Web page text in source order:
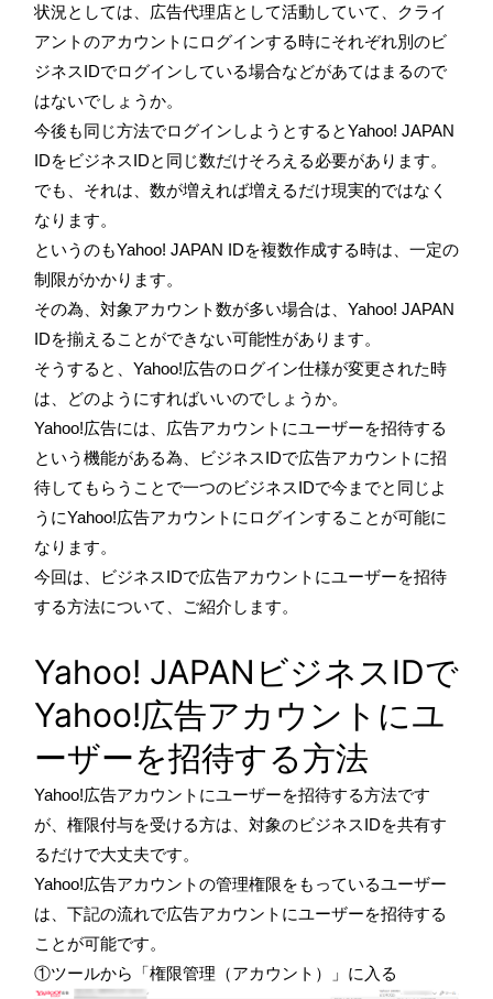
状況としては、広告代理店として活動していて、クライ
アントのアカウントにログインする時にそれぞれ別のビ
ジネスIDでログインしている場合などがあてはまるので
はないでしょうか。
今後も同じ方法でログインしようとするとYahoo! JAPAN
IDをビジネスIDと同じ数だけそろえる必要があります。
でも、それは、数が増えれば増えるだけ現実的ではなく
なります。
というのもYahoo! JAPAN IDを複数作成する時は、一定の
制限がかかります。
その為、対象アカウント数が多い場合は、Yahoo! JAPAN
IDを揃えることができない可能性があります。
そうすると、Yahoo!広告のログイン仕様が変更された時
は、どのようにすればいいのでしょうか。
Yahoo!広告には、広告アカウントにユーザーを招待する
という機能がある為、ビジネスIDで広告アカウントに招
待してもらうことで一つのビジネスIDで今までと同じよ
うにYahoo!広告アカウントにログインすることが可能に
なります。
今回は、ビジネスIDで広告アカウントにユーザーを招待
する方法について、ご紹介します。
Yahoo! JAPANビジネスIDで
Yahoo!広告アカウントにユ
ーザーを招待する方法
Yahoo!広告アカウントにユーザーを招待する方法です
が、権限付与を受ける方は、対象のビジネスIDを共有す
るだけで大丈夫です。
Yahoo!広告アカウントの管理権限をもっているユーザー
は、下記の流れで広告アカウントにユーザーを招待する
ことが可能です。
①ツールから「権限管理（アカウント）」に入る